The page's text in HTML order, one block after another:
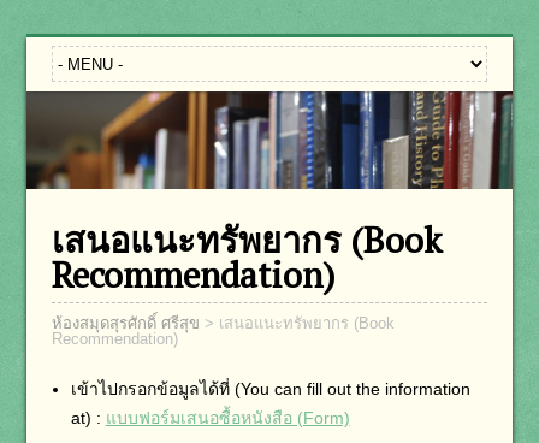
เสนอแนะทรัพยากร (Book
Recommendation)
ห้องสมุดสุรศักดิ์ ศรีสุข > เสนอแนะทรัพยากร (Book
Recommendation)
เข้าไปกรอกข้อมูลได้ที่ (You can fill out the information
at) : แบบฟอร์มเสนอซื้อหนังสือ (Form)